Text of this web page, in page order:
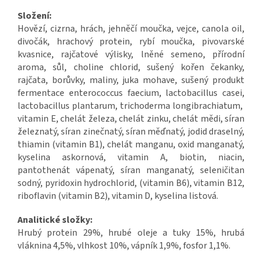
Složení:
Hovězí, cizrna, hrách, jehněčí moučka, vejce, canola oil,
divočák, hrachový protein, rybí moučka, pivovarské
kvasnice, rajčatové výlisky, lněné semeno, přírodní
aroma, sůl, choline chlorid, sušený kořen čekanky,
rajčata, borůvky, maliny, juka mohave, sušený produkt
fermentace enterococcus faecium, lactobacillus casei,
lactobacillus plantarum, trichoderma longibrachiatum,
vitamin E, chelát železa, chelát zinku, chelát mědi, síran
železnatý, síran zinečnatý, síran měďnatý, jodid draselný,
thiamin (vitamin B1), chelát manganu, oxid manganatý,
kyselina askornová, vitamin A, biotin, niacin,
pantothenát vápenatý, síran manganatý, seleničitan
sodný, pyridoxin hydrochlorid, (vitamin B6), vitamin B12,
riboflavin (vitamin B2), vitamin D, kyselina listová.
Analitické složky:
Hrubý protein 29%, hrubé oleje a tuky 15%, hrubá
vláknina 4,5%, vlhkost 10%, vápník 1,9%, fosfor 1,1%.